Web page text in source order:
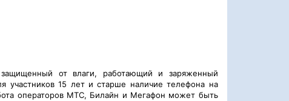
от влаги, работающий и заряженный
участников 15 лет и старше наличие телефона на
операторов МТС, Билайн и Мегафон может быть